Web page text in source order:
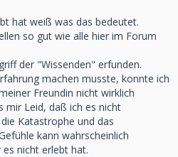
hat weiß was das bedeutet.
so gut wie alle hier im Forum
der "Wissenden" erfunden.
machen musste, konnte ich
Freundin nicht wirklich
mir Leid, daß ich es nicht
Katastrophe und das
kann wahrscheinlich
nicht erlebt hat.